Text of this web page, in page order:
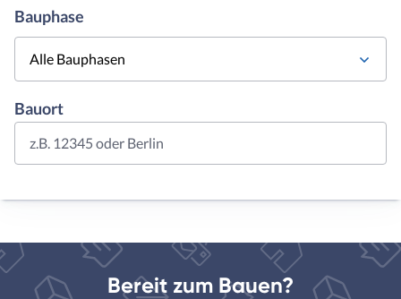
Bauphase
Alle Bauphasen
Bauort
z.B. 12345 oder Berlin
Bereit zum Bauen?